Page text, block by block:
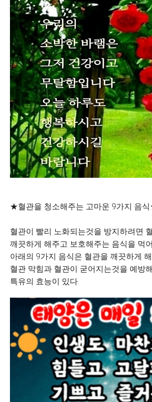
★혈관을 청소해주는 고마운 9가지 음
혈관이 빨리 노화되는것을 방지하려면
깨끗하게 해주고 보호해주는 음식을 먹
아래의 9가지 음식은 혈관을 깨끗하게
혈관 막힘과 혈관이 굳어지는것을 예방
특유의 효능이 있다.